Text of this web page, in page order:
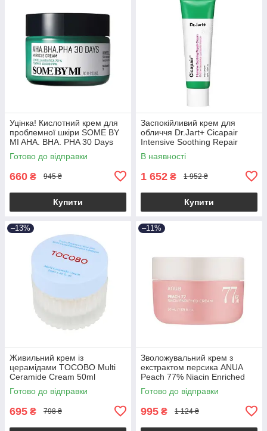
Уцінка! Кислотний крем для
проблемної шкіри SOME BY
MI AHA. BHA. PHA 30 Days
Miracle Cream 60ml
(Прим'яте паковання!)
Готово до відправки
660 ₴ 945 ₴
Купити
Заспокійливий крем для
обличчя Dr.Jart+ Cicapair
Intensive Soothing Repair
Cream 50ml
В наявності
1 652 ₴ 1 952 ₴
Купити
–13%
Живильний крем із
церамідами TOCOBO Multi
Ceramide Cream 50ml
Готово до відправки
695 ₴ 798 ₴
–11%
Зволожувальний крем з
екстрактом персика ANUA
Peach 77% Niacin Enriched
Cream 50ml
Готово до відправки
995 ₴ 1 124 ₴